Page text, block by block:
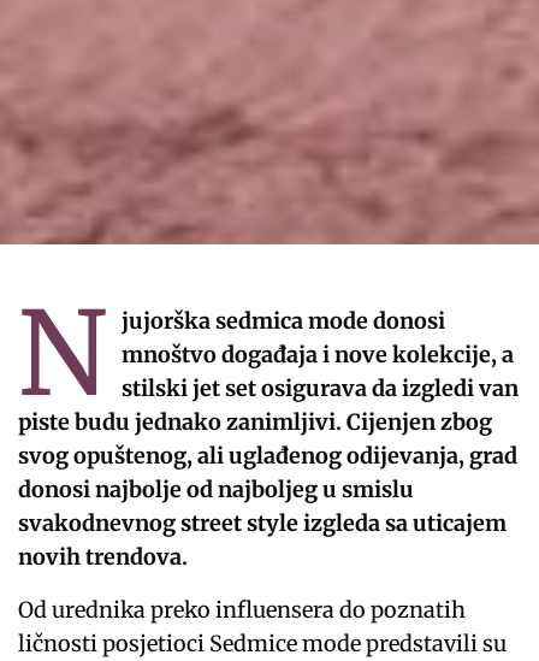
N jujorška sedmica mode donosi
mnoštvo događaja i nove kolekcije, a
stilski jet set osigurava da izgledi van
piste budu jednako zanimljivi. Cijenjen zbog
svog opuštenog, ali uglađenog odijevanja, grad
donosi najbolje od najboljeg u smislu
svakodnevnog street style izgleda sa uticajem
novih trendova.
Od urednika preko influensera do poznatih
ličnosti posjetioci Sedmice mode predstavili su